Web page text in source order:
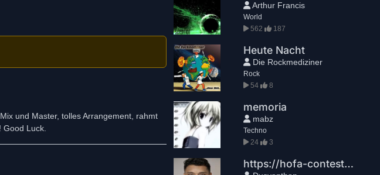
und Master, tolles Arrangement, rahmt
Luck.
Arthur Francis
World
562
187
Heute Nacht
Die Rockmediziner
Rock
54
8
memoria
mabz
Techno
24
3
https://hofa-contest.com/?utm_source=brevo&utm_medium=email&utm_campaign=StudioNews%202026-06-12%20DEUTSCH